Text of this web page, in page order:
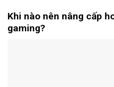
Khi nào nên nâng cấp
gaming?